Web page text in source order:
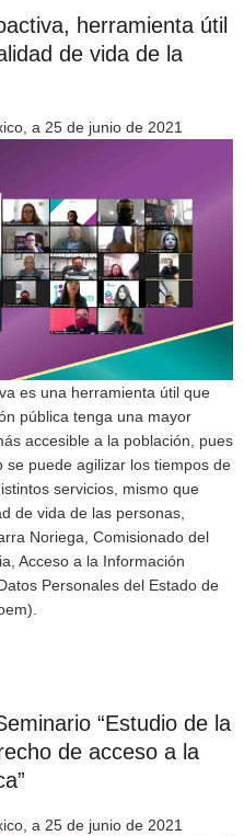
herramienta útil
de vida de la
a 25 de junio de 2021
es una herramienta útil que
pública tenga una mayor
accesible a la población, pues
se puede agilizar los tiempos de
servicios, mismo que
de vida de las personas,
Noriega, Comisionado del
Acceso a la Información
Personales del Estado de
“Estudio de la
de acceso a la
a 25 de junio de 2021